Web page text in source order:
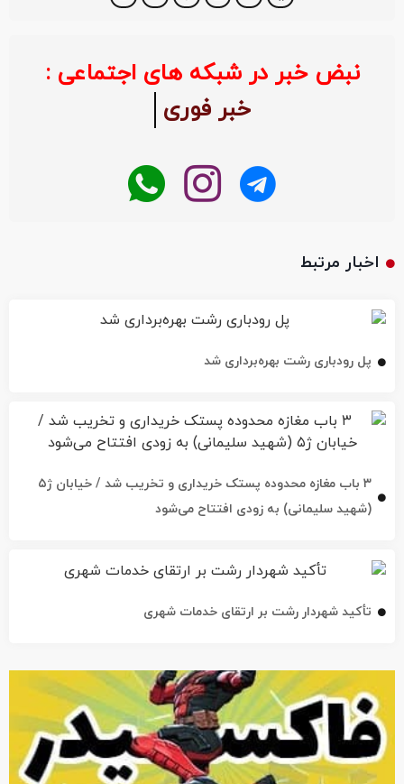
نبض خبر در شبکه های اجتماعی :
خبر فوری
اخبار مرتبط
پل رودباری رشت بهره‌برداری شد
۳ باب مغازه محدوده پستک خریداری و تخریب شد / خیابان ژ۵
(شهید سلیمانی) به زودی افتتاح می‌شود
تأکید شهردار رشت بر ارتقای خدمات شهری